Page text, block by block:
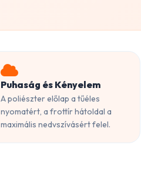
Puhaság és Kényelem
A poliészter előlap a tűéles
nyomatért, a frottír hátoldal a
maximális nedvszívásért felel.